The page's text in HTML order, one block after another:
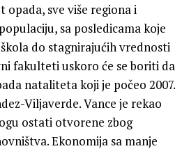
opada, sve više regiona i
sa posledicama koje
do stagnirajućih vrednosti
fakulteti uskoro će se boriti da
nataliteta koji je počeo 2007.
Viljaverde. Vance je rekao
ostati otvorene zbog
Ekonomija sa manje